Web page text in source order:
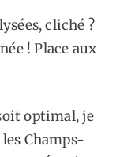
cliché ?
! Place aux
optimal, je
Champs-